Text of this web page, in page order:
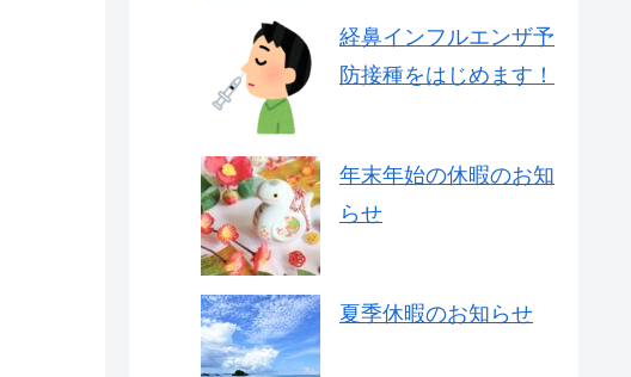
経鼻インフルエンザ予
防接種をはじめます！
年末年始の休暇のお知
らせ
夏季休暇のお知らせ